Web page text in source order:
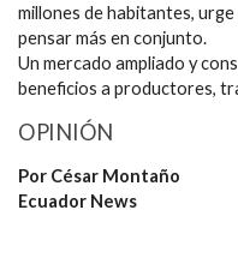
millones de habitantes,
pensar más en conjunto.
Un mercado ampliado y
beneficios a productores,
OPINIÓN
Por César Montaño
Ecuador News